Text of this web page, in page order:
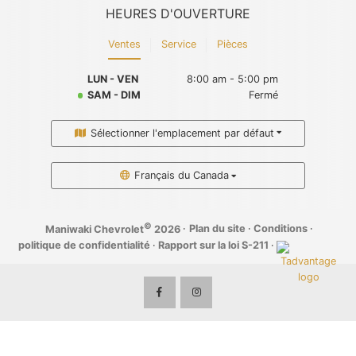
HEURES D'OUVERTURE
Ventes Service Pièces
LUN - VEN
8:00 am - 5:00 pm
SAM - DIM
Fermé
Sélectionner l'emplacement par défaut
Français du Canada
Maniwaki Chevrolet© 2026 · Plan du site · Conditions ·
politique de confidentialité · Rapport sur la loi S-211 ·